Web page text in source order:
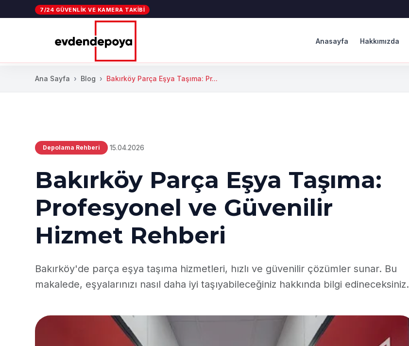
7/24 GÜVENLIK VE KAMERA TAKIBI
Anasayfa Hakkımızda
Ana Sayfa Blog Bakırköy Parça Eşya Taşıma: Pr...
Depolama Rehberi 15.04.2026
Bakırköy Parça Eşya Taşıma:
Profesyonel ve Güvenilir
Hizmet Rehberi
Bakırköy'de parça eşya taşıma hizmetleri, hızlı ve güvenilir çözümler sunar. Bu
makalede, eşyalarınızı nasıl daha iyi taşıyabileceğiniz hakkında bilgi edineceksiniz.